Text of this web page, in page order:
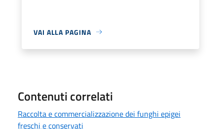
VAI ALLA PAGINA
Contenuti correlati
Raccolta e commercializzazione dei funghi epigei
freschi e conservati